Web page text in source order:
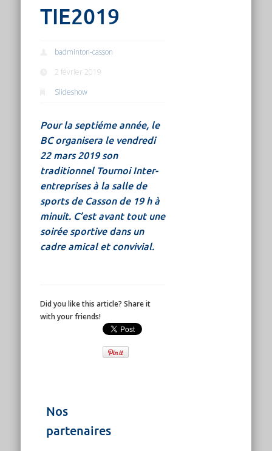
TIE2019
badminton-casson
2 février 2019
Slideshow
Pour la septiéme année, le
BC organisera le vendredi
22 mars 2019 son
traditionnel Tournoi Inter-
entreprises à la salle de
sports de Casson de 19 h à
minuit. C’est avant tout une
soirée sportive dans un
cadre amical et convivial.
Did you like this article? Share it
with your friends!
Nos
partenaires